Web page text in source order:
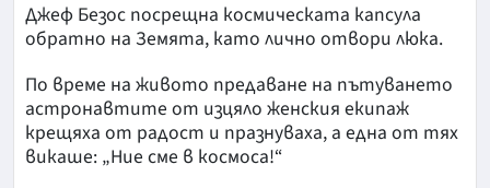
Джеф Безос посрещна космическата капсула
обратно на Земята, като лично отвори люка.
По време на живото предаване на пътуването
астронавтите от изцяло женския екипаж
крещяха от радост и празнуваха, а една от тях
викаше: „Ние сме в космоса!“